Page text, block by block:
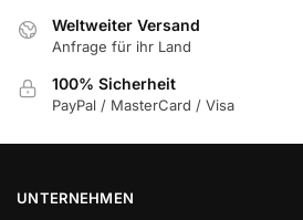
Weltweiter Versand
Anfrage für ihr Land
100% Sicherheit
PayPal / MasterCard / Visa
UNTERNEHMEN